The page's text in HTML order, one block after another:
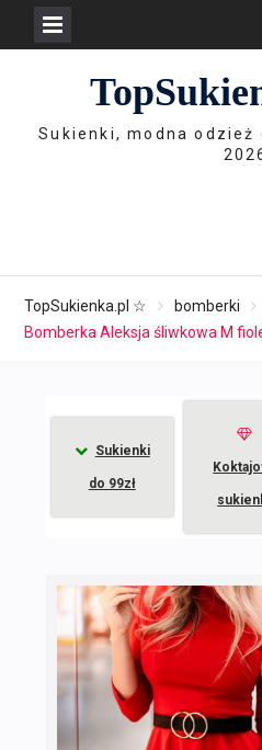
Sukienki, modna
TopSukienka.pl ☆
bomberki
Bomberka Aleksja śliwkowa M
Sukienki
do 99zł